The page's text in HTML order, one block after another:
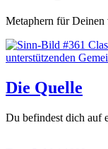
Metaphern für
Die Quelle
Du befindest dich auf